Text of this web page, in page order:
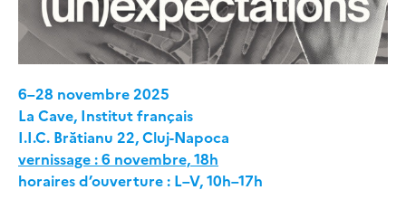
6–28 novembre 2025
La Cave, Institut français
I.I.C. Brătianu 22, Cluj-Napoca
vernissage : 6 novembre, 18h
horaires d’ouverture : L–V, 10h–17h